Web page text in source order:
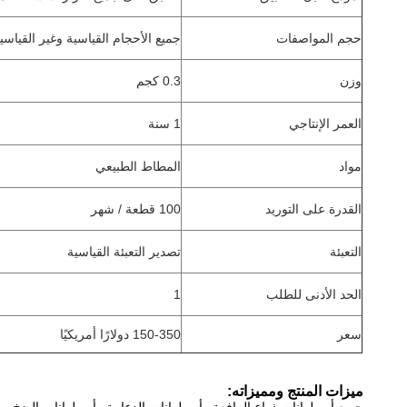
حجم المواصفات جميع الأحجام القياسية وغير
وزن 0.3 كجم
العمر الإنتاجي 1 سنة
مواد المطاط الطبيعي
القدرة على التوريد 100 قطعة / شهر
التعبئة تصدير التعبئة القياسية
الحد الأدنى للطلب 1
سعر 150-350 دولارًا أمريكيًا
ميزات المنتج ومميزاته: